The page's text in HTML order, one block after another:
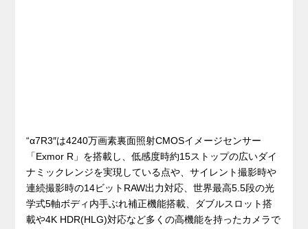
“α7R3″は4240万画素裏面照射CMOSイメージセンサー
「Exmor R」を搭載し、低感度時約15ストップの広いダイ
ナミックレンジを実現している点や、サイレント撮影時や
連続撮影時の14ビットRAW出力対応、世界最高5.5段の光
学式5軸ボディ内手ぶれ補正機能搭載、ダブルスロット搭
載や4K HDR(HLG)対応など多くの高機能を持ったカメラで